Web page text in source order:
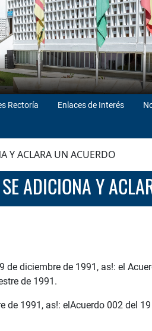
Rectoría Enlaces de Interés
Y ACLARA UN ACUERDO
SE ADICIONA Y
de diciembre de 1991, as!: el
de 1991.
de 1991, as!: elAcuerdo 002 del